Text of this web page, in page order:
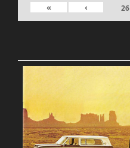
26
›
»